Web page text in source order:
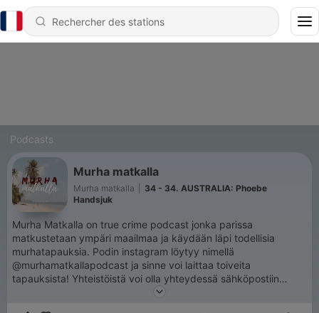
Podcasts
Murha matkalla
Murha matkalla
34 - 34. AUSTRALIA: Phoebe
Handsjuk
Murha Matkalla on true crime podcast jonka parissa
matkustetaan ympäri maailmaa ja käydään läpi todellisia
murhatapauksia. Podin instagram löytyy nimellä
@murhamatkallapodcast ja sinne voi laittaa toiveita
tapauksista! Yhteistöistä voi olla yhteydessä sähköpostiin